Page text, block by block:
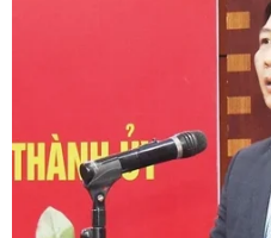
Đại diện phái đoàn Iran (phải)
(trái) tại phiên đàm phán
được ký kết năm 2015, ở
AFP/
Nhà Trắng ngày 21/8
Mỹ, Anh, Pháp và Đức